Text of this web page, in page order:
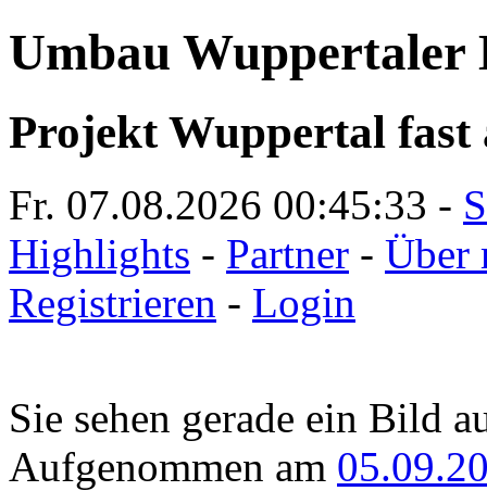
Umbau Wuppertaler
Projekt Wuppertal fast
Fr. 07.08.2026 00:45:33 -
Highlights - Partner - Über
Registrieren - Login
Sie sehen gerade ein Bild
Aufgenommen am